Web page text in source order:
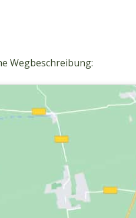
Wegbeschreibung: